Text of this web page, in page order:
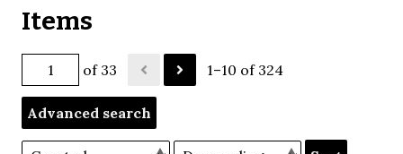
Items
of 33 1–10 of 324
Advanced search